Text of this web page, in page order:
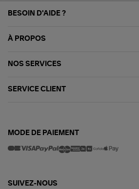
BESOIN D'AIDE ?
À PROPOS
NOS SERVICES
SERVICE CLIENT
MODE DE PAIEMENT
SUIVEZ-NOUS